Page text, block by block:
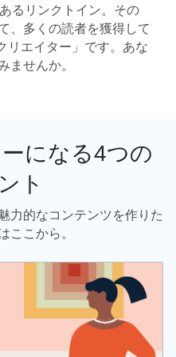
るリンクトイン。その
、多くの読者を獲得して
リエイター」です。あな
ませんか。
になる4つの
ト
力的なコンテンツを作りた
ここから。